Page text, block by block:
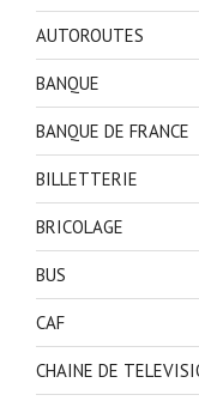
AUTOROUTES
BANQUE
BANQUE DE FRANCE
BILLETTERIE
BRICOLAGE
BUS
CAF
CHAINE DE